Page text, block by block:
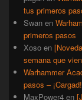
tus primeros
Swan en
primeros pasos
Xoso en
semana que
Warhammer
pasos – ¡Cargad!
MaxPower4 en